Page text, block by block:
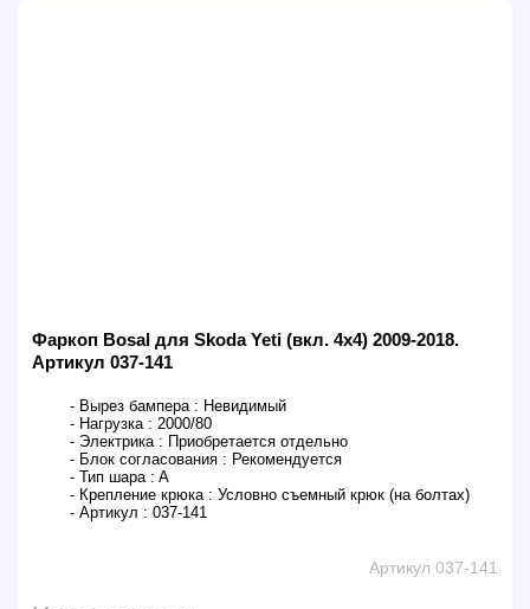
Фаркоп Bosal для Skoda Yeti (вкл. 4x4) 2009-2018.
Артикул 037-141
- Вырез бампера : Невидимый
- Нагрузка : 2000/80
- Электрика : Приобретается отдельно
- Блок согласования : Рекомендуется
- Тип шара : A
- Крепление крюка : Условно съемный крюк (на болтах)
- Артикул : 037-141
Артикул 037-141